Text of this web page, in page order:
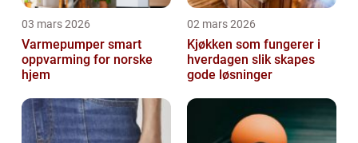
03 mars 2026
Varmepumper smart
oppvarming for norske
hjem
02 mars 2026
Kjøkken som fungerer i
hverdagen slik skapes
gode løsninger